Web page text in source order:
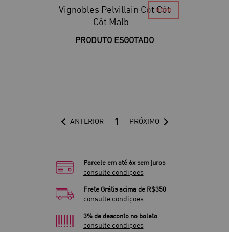
Vignobles Pelvillain Côt Côt
Côt Malb...
PRODUTO ESGOTADO
ANTERIOR 1 PRÓXIMO
Parcele em até 6x sem juros
consulte condiçoes
Frete Grátis acima de R$350
consulte condiçoes
3% de desconto no boleto
consulte condiçoes